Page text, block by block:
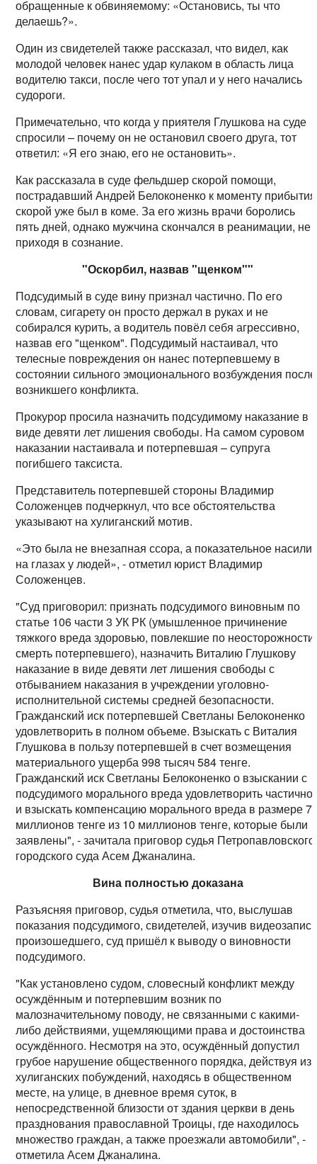
обращенные к обвиняемому: «Остановись, ты что
делаешь?».
Один из свидетелей также рассказал, что видел, как
молодой человек нанес удар кулаком в область лица
водителю такси, после чего тот упал и у него начались
судороги.
Примечательно, что когда у приятеля Глушкова на суде
спросили – почему он не остановил своего друга, тот
ответил: «Я его знаю, его не остановить».
Как рассказала в суде фельдшер скорой помощи,
пострадавший Андрей Белоконенко к моменту прибытия
скорой уже был в коме. За его жизнь врачи боролись
пять дней, однако мужчина скончался в реанимации, не
приходя в сознание.
"Оскорбил, назвав "щенком""
Подсудимый в суде вину признал частично. По его
словам, сигарету он просто держал в руках и не
собирался курить, а водитель повёл себя агрессивно,
назвав его "щенком". Подсудимый настаивал, что
телесные повреждения он нанес потерпевшему в
состоянии сильного эмоционального возбуждения после
возникшего конфликта.
Прокурор просила назначить подсудимому наказание в
виде девяти лет лишения свободы. На самом суровом
наказании настаивала и потерпевшая – супруга
погибшего таксиста.
Представитель потерпевшей стороны Владимир
Соложенцев подчеркнул, что все обстоятельства
указывают на хулиганский мотив.
«Это была не внезапная ссора, а показательное
на глазах у людей», - отметил юрист Владимир
Соложенцев.
"Суд приговорил: признать подсудимого виновным по
статье 106 части 3 УК РК (умышленное причинение
тяжкого вреда здоровью, повлекшие по неосторожности
смерть потерпевшего), назначить Виталию Глушкову
наказание в виде девяти лет лишения свободы с
отбыванием наказания в учреждении уголовно-
исполнительной системы средней безопасности.
Гражданский иск потерпевшей Светланы Белоконенко
удовлетворить в полном объеме. Взыскать с Виталия
Глушкова в пользу потерпевшей в счет возмещения
материального ущерба 998 тысяч 584 тенге.
Гражданский иск Светланы Белоконенко о взыскании с
подсудимого морального вреда удовлетворить частично
и взыскать компенсацию морального вреда в размере 7
миллионов тенге из 10 миллионов тенге, которые были
заявлены", - зачитала приговор судья Петропавловского
городского суда Асем Джаналина.
Вина полностью доказана
Разъясняя приговор, судья отметила, что, выслушав
показания подсудимого, свидетелей, изучив видеозапись
произошедшего, суд пришёл к выводу о виновности
подсудимого.
"Как установлено судом, словесный конфликт между
осуждённым и потерпевшим возник по
малозначительному поводу, не связанными с какими-
либо действиями, ущемляющими права и достоинства
осуждённого. Несмотря на это, осуждённый допустил
грубое нарушение общественного порядка, действуя из
хулиганских побуждений, находясь в общественном
месте, на улице, в дневное время суток, в
непосредственной близости от здания церкви в день
празднования православной Троицы, где находилось
множество граждан, а также проезжали автомобили", -
отметила Асем Джаналина.